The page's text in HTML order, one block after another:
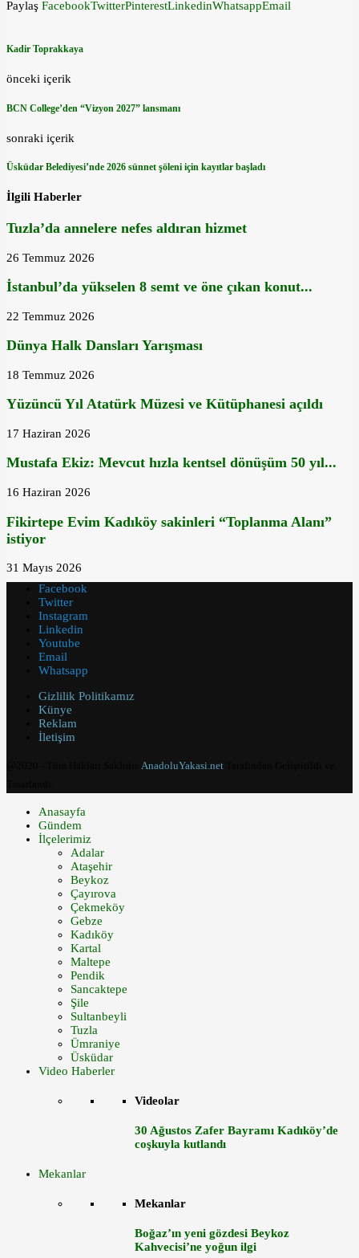
Paylaş FacebookTwitterPinterestLinkedinWhatsappEmail
Kadir Toprakkaya
önceki içerik
BCN College’den “Vizyon 2027” lansmanı
sonraki içerik
Üsküdar Belediyesi’nde 2026 sünnet şöleni için kayıtlar başladı
İlgili Haberler
Tuzla’da annelere nefes aldıran hizmet
26 Temmuz 2026
İstanbul’da yükselen 8 semt ve öne çıkan konut...
22 Temmuz 2026
Dünya Halk Dansları Yarışması
18 Temmuz 2026
Yüzüncü Yıl Atatürk Müzesi ve Kütüphanesi açıldı
17 Haziran 2026
Mustafa Ekiz: Mevcut hızla kentsel dönüşüm 50 yıl...
16 Haziran 2026
Fikirtepe Evim Kadıköy sakinleri “Toplanma Alanı”
istiyor
31 Mayıs 2026
Facebook
Twitter
Instagram
Linkedin
Youtube
Email
Whatsapp
Gizlilik Politikamız
Künye
Reklam
İletişim
AnadoluYakasi.net
Anasayfa
Gündem
İlçelerimiz
Adalar
Ataşehir
Beykoz
Çayırova
Çekmeköy
Gebze
Kadıköy
Kartal
Maltepe
Pendik
Sancaktepe
Şile
Sultanbeyli
Tuzla
Ümraniye
Üsküdar
Video Haberler
Videolar
30 Ağustos Zafer Bayramı Kadıköy’de
coşkuyla kutlandı
Mekanlar
Mekanlar
Boğaz’ın yeni gözdesi Beykoz
Kahvecisi’ne yoğun ilgi